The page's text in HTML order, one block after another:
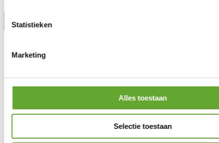
Statistieken
Marketing
Alles toestaan
Selectie toestaan
Achternaam